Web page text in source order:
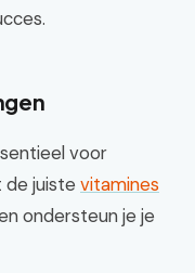
voor
de juiste vitamines
ondersteun je je